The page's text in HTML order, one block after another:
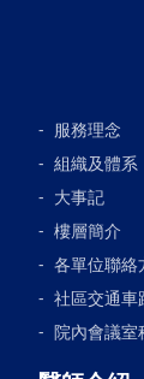
服務理念
組織及體系
大事記
樓層簡介
各單位聯絡
社區交通車
院內會議室